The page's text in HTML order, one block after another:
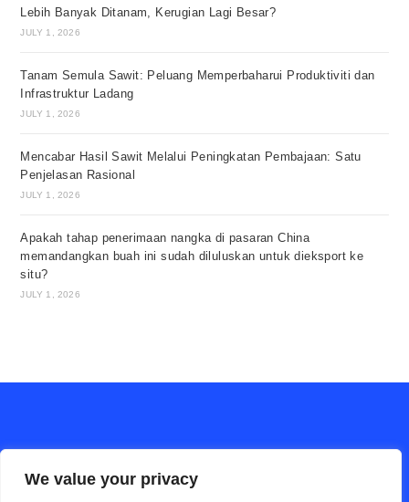
We value your privacy
Lebih Banyak Ditanam, Kerugian Lagi Besar?
JULY 1, 2026
Tanam Semula Sawit: Peluang Memperbaharui Produktiviti dan
Infrastruktur Ladang
JULY 1, 2026
Mencabar Hasil Sawit Melalui Peningkatan Pembajaan: Satu
Penjelasan Rasional
JULY 1, 2026
Apakah tahap penerimaan nangka di pasaran China
memandangkan buah ini sudah diluluskan untuk dieksport ke
situ?
JULY 1, 2026